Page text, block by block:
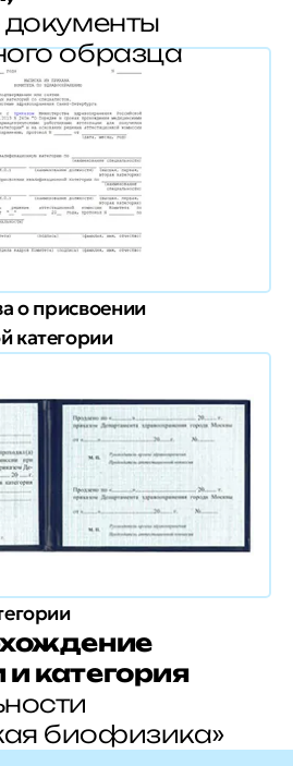
документы
образца
о присвоении
категории
категория
биофизика»